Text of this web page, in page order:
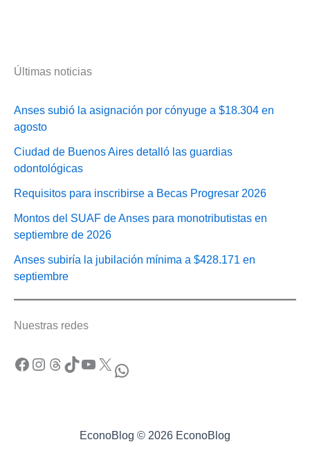
Últimas noticias
Anses subió la asignación por cónyuge a $18.304 en
agosto
Ciudad de Buenos Aires detalló las guardias
odontológicas
Requisitos para inscribirse a Becas Progresar 2026
Montos del SUAF de Anses para monotributistas en
septiembre de 2026
Anses subiría la jubilación mínima a $428.171 en
septiembre
Nuestras redes
Facebook Instagram Threads TikTok YouTube X WhatsApp
EconoBlog © 2026 EconoBlog